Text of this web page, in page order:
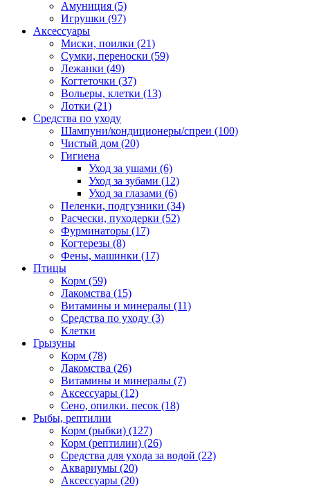
Амуниция (5)
Игрушки (97)
Аксессуары
Миски, поилки (21)
Сумки, переноски (59)
Лежанки (49)
Когтеточки (37)
Вольеры, клетки (13)
Лотки (21)
Средства по уходу
Шампуни/кондиционеры/спреи (100)
Чистый дом (20)
Гигиена
Уход за ушами (6)
Уход за зубами (12)
Уход за глазами (6)
Пеленки, подгузники (34)
Расчески, пуходерки (52)
Фурминаторы (17)
Когтерезы (8)
Фены, машинки (17)
Птицы
Корм (59)
Лакомства (15)
Витамины и минералы (11)
Средства по уходу (3)
Клетки
Грызуны
Корм (78)
Лакомства (26)
Витамины и минералы (7)
Аксессуары (12)
Сено, опилки. песок (18)
Рыбы, рептилии
Корм (рыбки) (127)
Корм (рептилии) (26)
Средства для ухода за водой (22)
Аквариумы (20)
Аксессуары (20)